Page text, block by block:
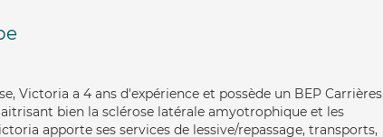
Victoria a 4 ans d'expérience et possède un BEP Carrières
bien la sclérose latérale amyotrophique et les
apporte ses services de lessive/repassage, transports,